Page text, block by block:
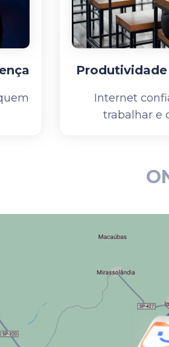
Internet
trabalhar e